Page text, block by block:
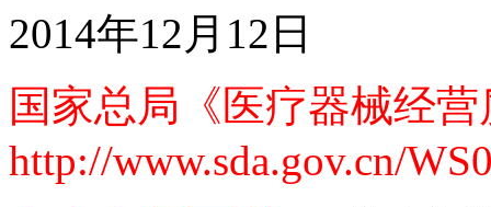
2014年12 月 12 日
国家总局 《医疗器械经
http://www.sda.gov.cn/